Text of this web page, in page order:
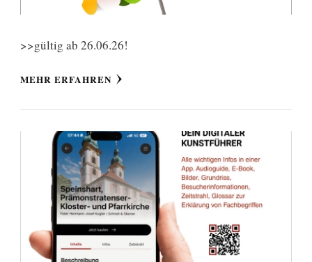
>>gültig ab 26.06.26!
MEHR ERFAHREN